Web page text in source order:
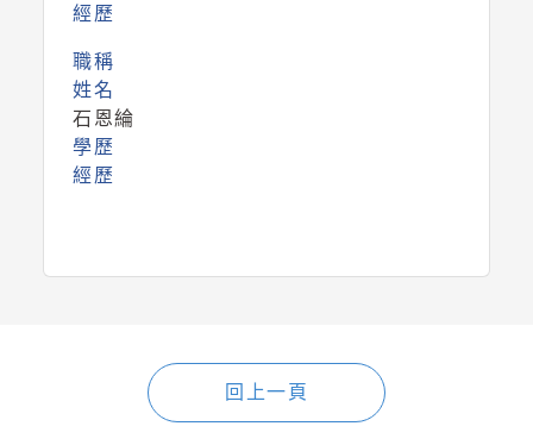
經歷
職稱
姓名
石恩綸
學歷
經歷
回上一頁